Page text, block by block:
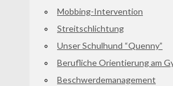
Mobbing-Intervention
Streitschlichtung
Unser Schulhund “Quenny”
Berufliche Orientierung am
Beschwerdemanagement